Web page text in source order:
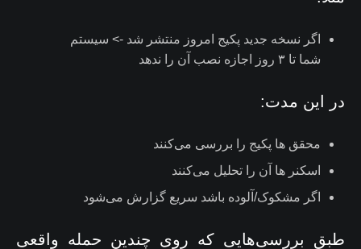
اگر نسخه جدید پکیج امروز منتشر شد -> سیستم
شما تا ۳ روز اجازه نصب آن را ندهد
در این مدت:
محقق ها پکیج را بررسی می‌کنند
اسکنر ها آن را تحلیل می‌کنند
اگر مشکوک/آلوده باشد سریع گزارش می‌شود
طبق بررسی‌هایی که روی چندین حمله واقعی